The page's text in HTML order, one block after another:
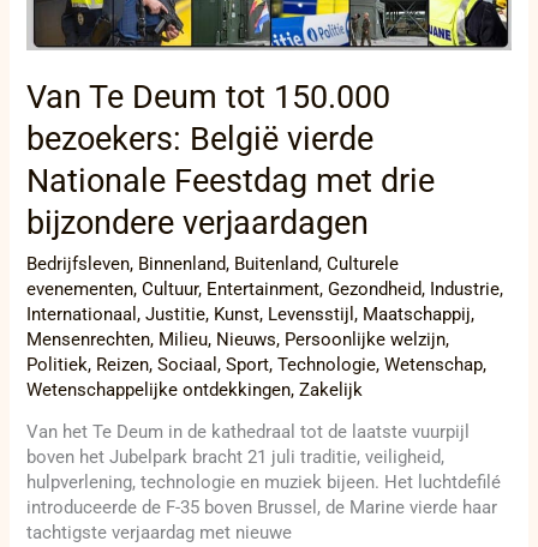
Van Te Deum tot 150.000
bezoekers: België vierde
Nationale Feestdag met drie
bijzondere verjaardagen
Bedrijfsleven, Binnenland, Buitenland,Culturele
evenementen,Cultuur, Entertainment,Gezondheid, Industrie,
Internationaal,Justitie, Kunst, Levensstijl, Maatschappij,
Mensenrechten, Milieu, Nieuws, Persoonlijke welzijn,
Politiek, Reizen,Sociaal,Sport,Technologie,Wetenschap,
Wetenschappelijke ontdekkingen,Zakelijk
Van het Te Deum in de kathedraal tot de laatste vuurpijl
boven het Jubelpark bracht 21 juli traditie, veiligheid,
hulpverlening, technologie en muziek bijeen. Het luchtdefilé
introduceerde de F-35 boven Brussel, de Marine vierde haar
tachtigste verjaardag met nieuwe
Feestdag
bijzondere
verjaardagen